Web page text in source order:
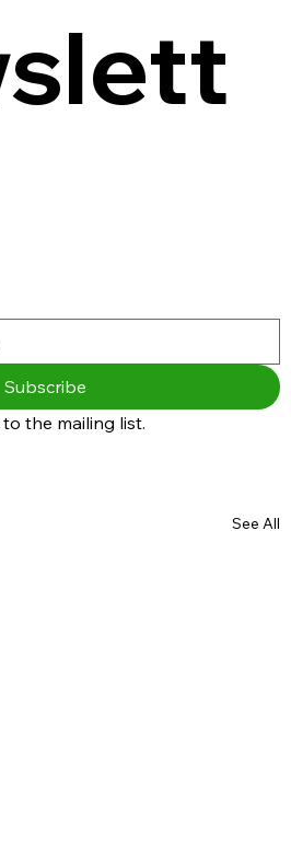
Subscribe
the mailing list.
See All